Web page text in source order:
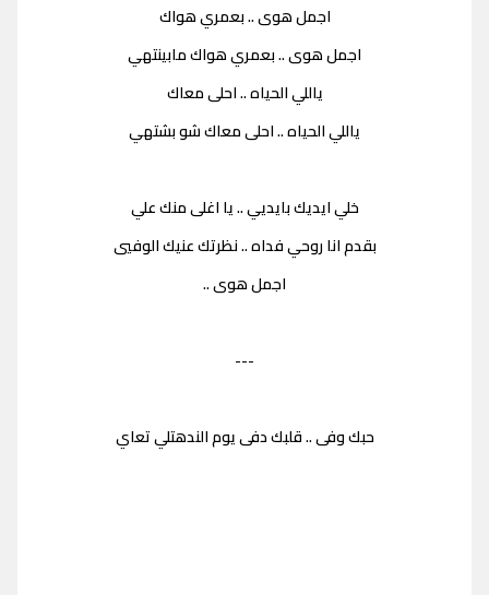
اجمل هوى .. بعمري هواك
اجمل هوى .. بعمري هواك مابينتهي
ياللي الحياه .. احلى معاك
ياللي الحياه .. احلى معاك شو بشتهي
خلي ايديك بايديي .. يا اغلى منك علي
بقدم انا روحي فداه .. نظرتك عنيك الوفيي
اجمل هوى ..
---
حبك وفى .. قلبك دفى يوم الندهتلي تعاي